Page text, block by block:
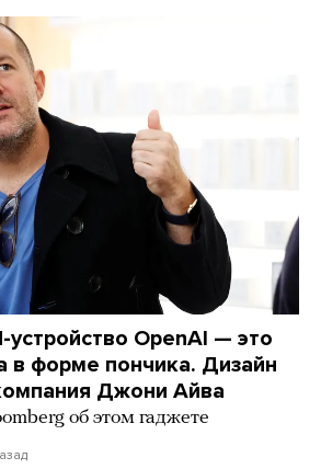
OpenAI — это
в форме пончика. Дизайн
Джони Айва
об этом гаджете